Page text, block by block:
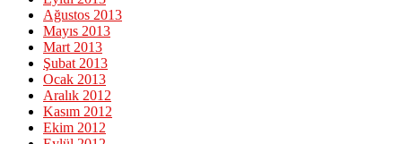
Ağustos 2013
Mayıs 2013
Mart 2013
Şubat 2013
Ocak 2013
Aralık 2012
Kasım 2012
Ekim 2012